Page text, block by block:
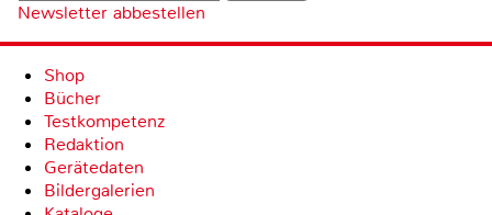
Newsletter abbestellen
Shop
Bücher
Testkompetenz
Redaktion
Gerätedaten
Bildergalerien